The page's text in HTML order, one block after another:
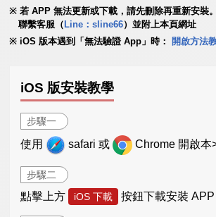
若 APP 無法更新或下載，請先刪除再重新安裝
聯繫客服（ Line：sline66）並附上本頁網址
iOS 版本遇到「無法驗證 App」時：
開啟方法
iOS 版安裝教學
步驟一
使用 safari 或 Chrome 開啟本
步驟二
點擊上方 iOS 下載 按鈕下載安裝 APP